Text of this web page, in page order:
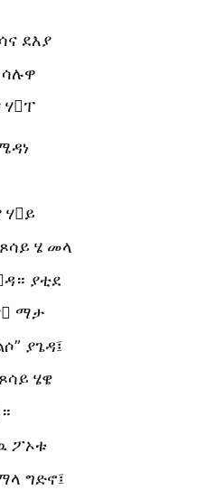
ደእያ
ሳሉዋ
ሃፐ
ሃይ
ጾሳይ ሄ መላ
ያቲደ
ማታ
ያጌዳ፤
ሄዌ
ፖኦቱ
ግድኖ፤